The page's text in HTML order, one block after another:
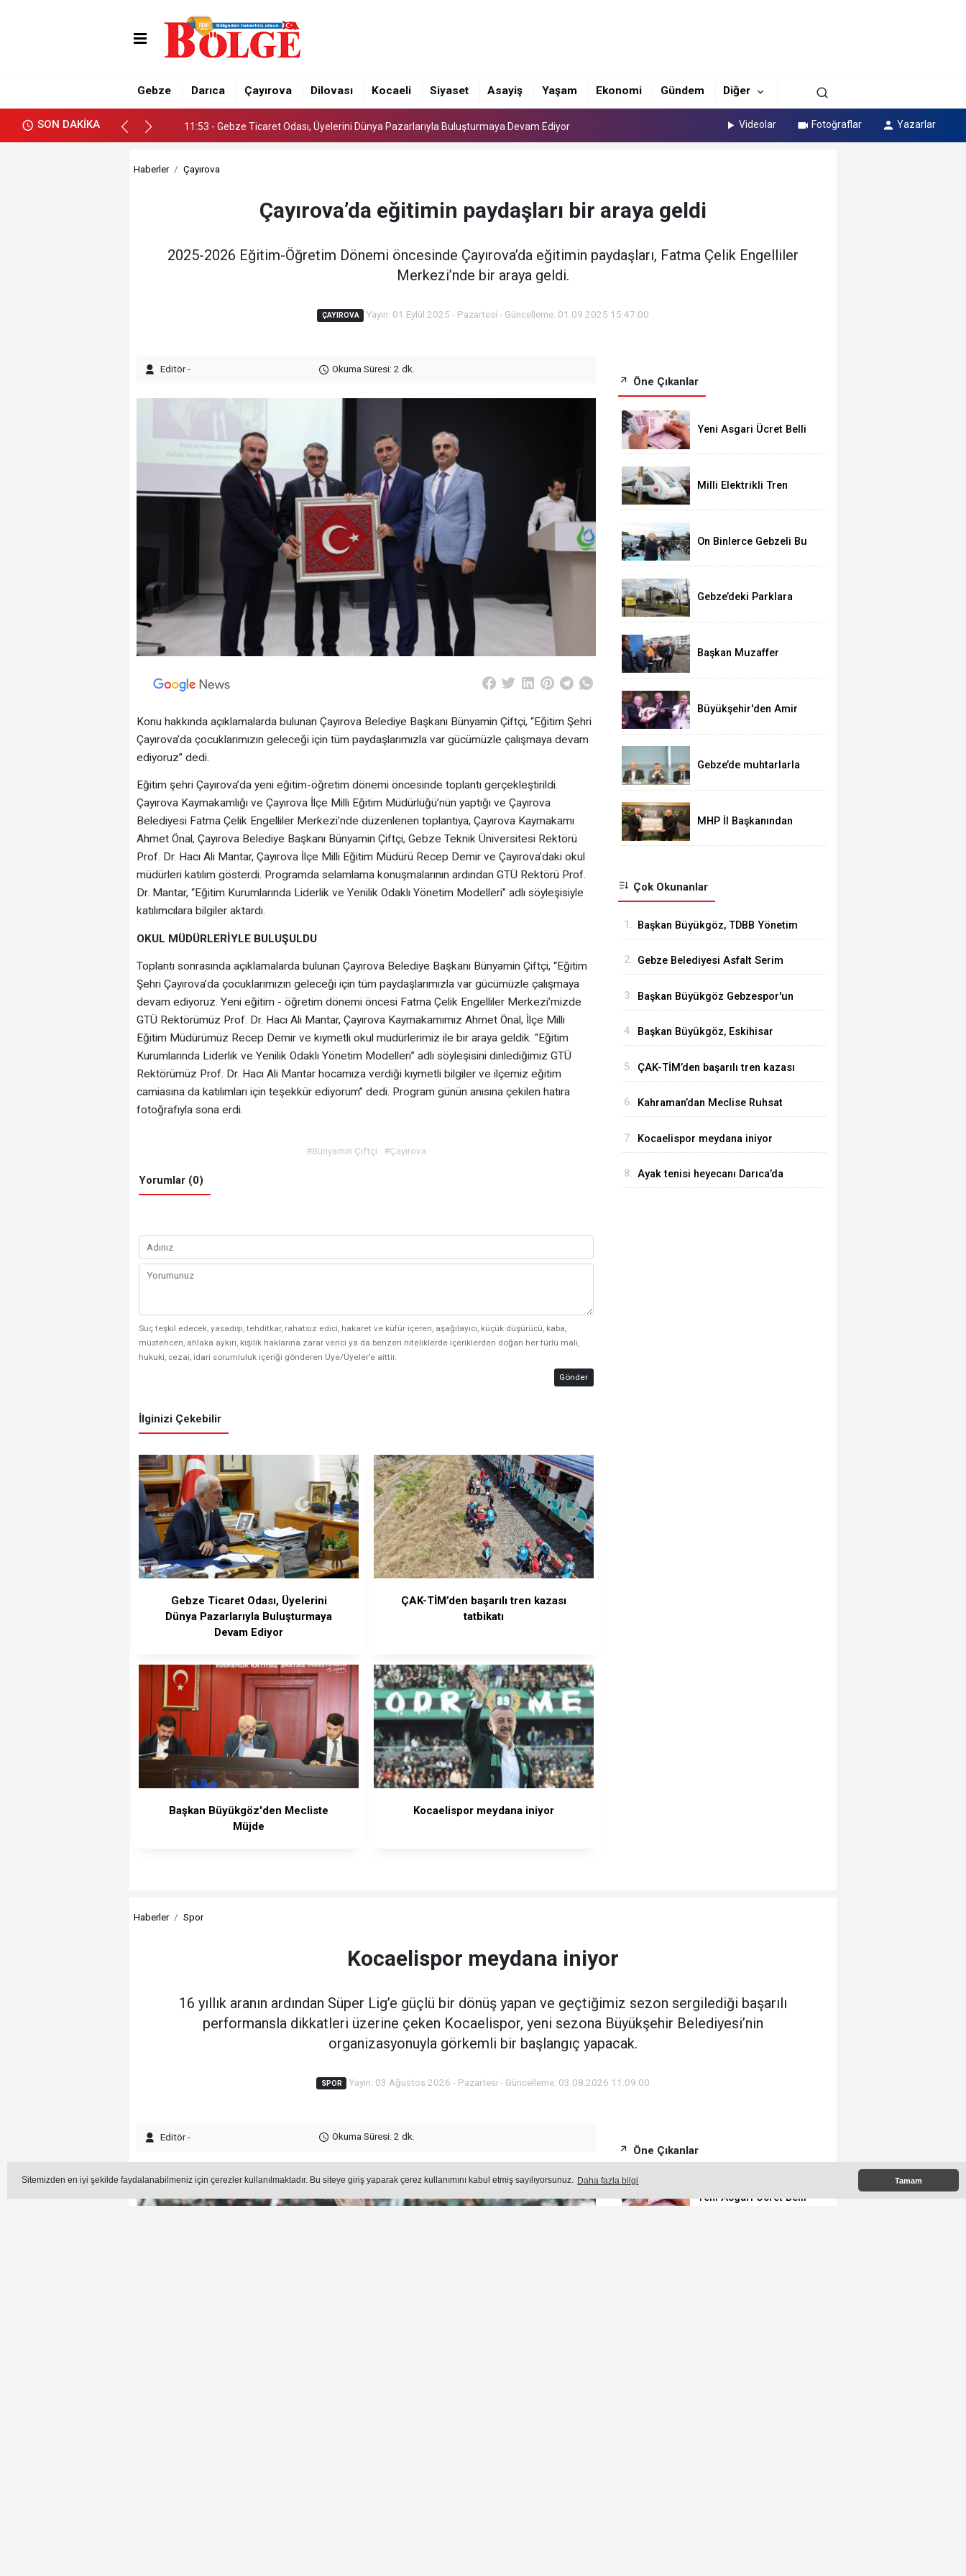
Sitemizden en iyi şekilde faydalanabilmeniz için çerezler kullanılmaktadır. Bu siteye giriş yaparak çerez kullanımını kabul etmiş sayılıyorsunuz. Daha fazla bilgi Tamam
Gebze Darıca Çayırova Dilovası Kocaeli Siyaset Asayiş Yaşam Ekonomi Gündem Diğer
SON DAKİKA
11:53 - Gebze Ticaret Odası, Üyelerini Dünya Pazarlarıyla Buluşturmaya Devam Ediyor
14:59 - Başkan Büyükgöz, Gebze’nin YKS Şampiyonlarını Ağırladı
11:53 - Gebze Ticaret Odası, Üyelerini Dünya Pazarlarıyla Buluşturmaya Devam Ediyor Videolar Fotoğraflar Yazarlar
Haberler Çayırova
Çayırova’da eğitimin paydaşları bir araya geldi
2025-2026 Eğitim-Öğretim Dönemi öncesinde Çayırova’da eğitimin paydaşları, Fatma Çelik Engelliler
Merkezi’nde bir araya geldi.
ÇAYIROVA Yayın: 01 Eylül 2025 - Pazartesi - Güncelleme: 01.09.2025 15:47:00
Editör - Okuma Süresi: 2 dk.
Konu hakkında açıklamalarda bulunan Çayırova Belediye Başkanı Bünyamin Çiftçi, “Eğitim Şehri
Çayırova’da çocuklarımızın geleceği için tüm paydaşlarımızla var gücümüzle çalışmaya devam
ediyoruz” dedi.
Eğitim şehri Çayırova’da yeni eğitim-öğretim dönemi öncesinde toplantı gerçekleştirildi.
Çayırova Kaymakamlığı ve Çayırova İlçe Milli Eğitim Müdürlüğü’nün yaptığı ve Çayırova
Belediyesi Fatma Çelik Engelliler Merkezi’nde düzenlenen toplantıya, Çayırova Kaymakamı
Ahmet Önal, Çayırova Belediye Başkanı Bünyamin Çiftçi, Gebze Teknik Üniversitesi Rektörü
Prof. Dr. Hacı Ali Mantar, Çayırova İlçe Milli Eğitim Müdürü Recep Demir ve Çayırova’daki okul
müdürleri katılım gösterdi. Programda selamlama konuşmalarının ardından GTÜ Rektörü Prof.
Dr. Mantar, “Eğitim Kurumlarında Liderlik ve Yenilik Odaklı Yönetim Modelleri” adlı söyleşisiyle
katılımcılara bilgiler aktardı.
OKUL MÜDÜRLERİYLE BULUŞULDU
Toplantı sonrasında açıklamalarda bulunan Çayırova Belediye Başkanı Bünyamin Çiftçi, “Eğitim
Şehri Çayırova’da çocuklarımızın geleceği için tüm paydaşlarımızla var gücümüzle çalışmaya
devam ediyoruz. Yeni eğitim - öğretim dönemi öncesi Fatma Çelik Engelliler Merkezi’mizde
GTÜ Rektörümüz Prof. Dr. Hacı Ali Mantar, Çayırova Kaymakamımız Ahmet Önal, İlçe Milli
Eğitim Müdürümüz Recep Demir ve kıymetli okul müdürlerimiz ile bir araya geldik. “Eğitim
Kurumlarında Liderlik ve Yenilik Odaklı Yönetim Modelleri” adlı söyleşisini dinlediğimiz GTÜ
Rektörümüz Prof. Dr. Hacı Ali Mantar hocamıza verdiği kıymetli bilgiler ve ilçemiz eğitim
camiasına da katılımları için teşekkür ediyorum” dedi. Program günün anısına çekilen hatıra
fotoğrafıyla sona erdi.
#Bünyamin Çiftçi #Çayırova
Yorumlar (0)
Suç teşkil edecek, yasadışı, tehditkar, rahatsız edici, hakaret ve küfür içeren, aşağılayıcı, küçük düşürücü, kaba,
müstehcen, ahlaka aykırı, kişilik haklarına zarar verici ya da benzeri niteliklerde içeriklerden doğan her türlü mali,
hukuki, cezai, idari sorumluluk içeriği gönderen Üye/Üyeler’e aittir.
Gönder
İlginizi Çekebilir
Gebze Ticaret Odası, Üyelerini
Dünya Pazarlarıyla Buluşturmaya
Devam Ediyor
ÇAK-TİM’den başarılı tren kazası
tatbikatı
Başkan Büyükgöz'den Mecliste
Müjde
Kocaelispor meydana iniyor
Öne Çıkanlar
Yeni Asgari Ücret Belli
Milli Elektrikli Tren
Sefere Başlıyor!
On Binlerce Gebzeli Bu
Gebze’deki Parklara
Kuruluyor
Başkan Muzaffer
Büyükşehir'den Amir
gecesi
Gebze’de muhtarlarla
MHP İl Başkanından
Çok Okunanlar
1. Başkan Büyükgöz, TDBB Yönetim
2. Gebze Belediyesi Asfalt Serim
3. Başkan Büyükgöz Gebzespor'un
4. Başkan Büyükgöz, Eskihisar
Parkı'nda Vatandaşlarla Bir Araya
5. ÇAK-TİM’den başarılı tren kazası
6. Kahraman’dan Meclise Ruhsat
7. Kocaelispor meydana iniyor
8. Ayak tenisi heyecanı Darıca’da
Haberler Spor
Kocaelispor meydana iniyor
16 yıllık aranın ardından Süper Lig’e güçlü bir dönüş yapan ve geçtiğimiz sezon sergilediği başarılı
performansla dikkatleri üzerine çeken Kocaelispor, yeni sezona Büyükşehir Belediyesi’nin
organizasyonuyla görkemli bir başlangıç yapacak.
SPOR Yayın: 03 Ağustos 2026 - Pazartesi - Güncelleme: 03.08.2026 11:09:00
Editör - Okuma Süresi: 2 dk.
Öne Çıkanlar
Yeni Asgari Ücret Belli